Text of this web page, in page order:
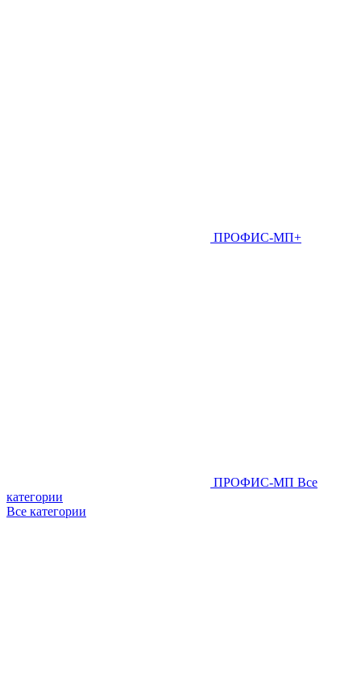
ПРОФИС-МП+
ПРОФИС-МП Все
категории
Все категории